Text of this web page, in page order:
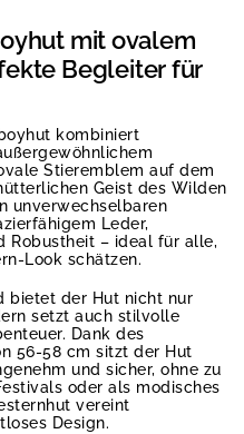
mit ovalem
Begleiter für
kombiniert
Stieremblem auf dem
Geist des Wilden
unverwechselbaren
Leder,
Robustheit – ideal für alle,
Look schätzen.
bietet der Hut nicht nur
setzt auch stilvolle
Dank des
56-58 cm sitzt der Hut
und sicher, ohne zu
oder als modisches
vereint
Design.